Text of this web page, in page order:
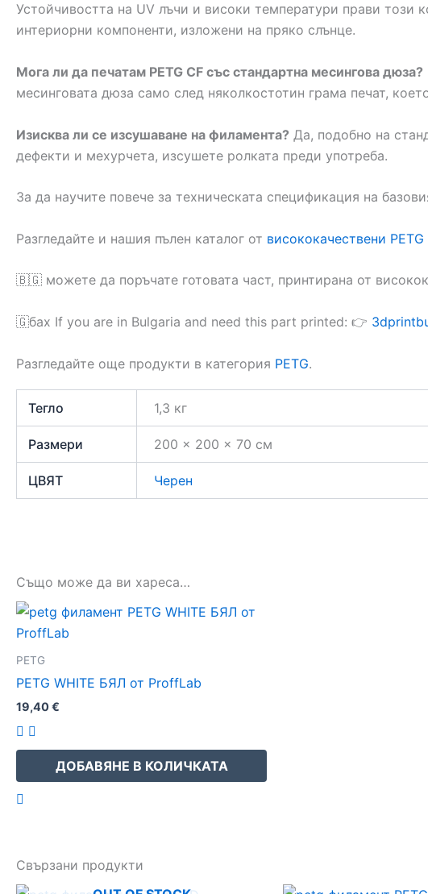
Устойчивостта на UV лъчи и високи температури прави този
интериорни компоненти, изложени на пряко слънце.
Мога ли да печатам PETG CF със стандартна месингова дюза?
месинговата дюза само след няколкостотин грама печат,
Изисква ли се изсушаване на филамента? Да, подобно на
дефекти и мехурчета, изсушете ролката преди употреба.
За да научите повече за техническата спецификация на
Разгледайте и нашия пълен каталог от висококачествени
🇧🇬 можете да поръчате готовата част, принтирана от
🇬бах If you are in Bulgaria and need this part printed: 👉
Разгледайте още продукти в категория PETG.
Тегло 1,3 кг
Размери 200 × 200 × 70 см
ЦВЯТ Черен
Също може да ви хареса…
PETG
PETG WHITE БЯЛ от ProffLab
19,40€
ДОБАВЯНЕ В КОЛИЧКАТА
Свързани продукти